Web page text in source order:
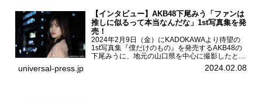
【インタビュー】AKB48下尾みう「ファンは
推しに似るって本当なんだな」1st写真集を発
売！
2024年2月9日（金）にKADOKAWAより待望の
1st写真集『僕だけのもの』を発売するAKB48の
下尾みうに、地元の山口県を中心に撮影したとい
う今回の写真集についてインタビューをお願いし
た。1st写真集『僕だけのもの』を発売する
universal-press.jp 2024.02.08